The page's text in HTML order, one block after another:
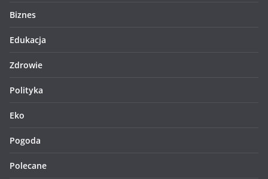
Biznes
Edukacja
Zdrowie
Polityka
Eko
Pogoda
Polecane